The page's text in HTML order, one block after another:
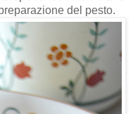
del pesto.